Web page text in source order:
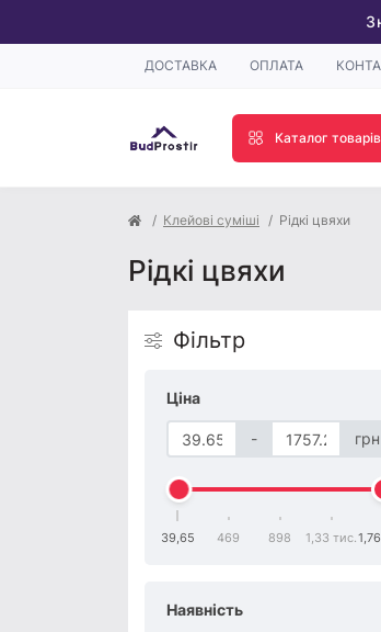
ДОСТАВКА ОПЛАТА
Каталог товарів
Клейові суміші Рідкі цвяхи
Рідкі цвяхи
Фільтр
Ціна
- грн
39,65 469 898 1,33 тис.
Наявність